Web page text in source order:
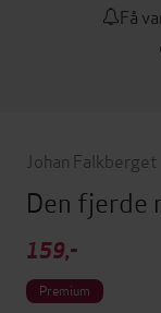
Få
Johan Falkberget
Den
159,-
Premium